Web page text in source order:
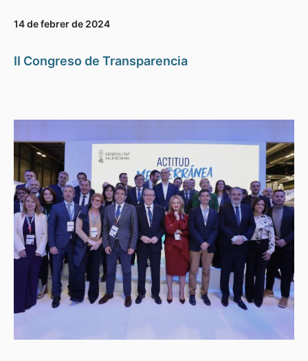
14 de febrer de 2024
II Congreso de Transparencia